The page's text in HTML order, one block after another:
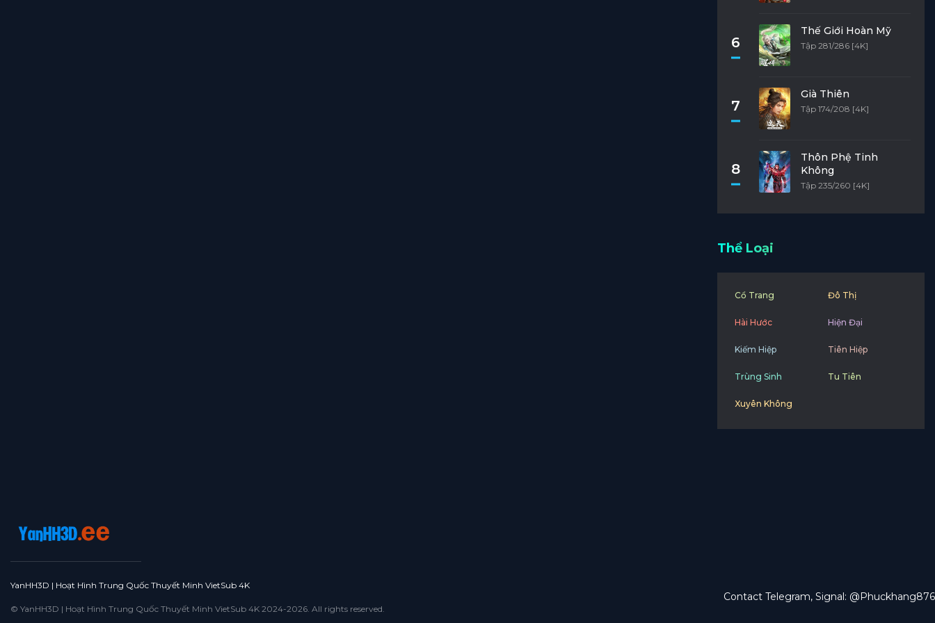
6
Thế Giới Hoàn Mỹ
Tập 281/286 [4K]
7
Già Thiên
Tập 174/208 [4K]
8
Thôn Phệ Tinh
Không
Tập 235/260 [4K]
Thể Loại
Cổ Trang Đô Thị
Hài Hước Hiện Đại
Kiếm Hiệp Tiên Hiệp
Trùng Sinh Tu Tiên
Xuyên Không
YanHH3D | Hoạt Hình Trung Quốc Thuyết Minh VietSub 4K
Contact Telegram, Signal: @Phuckhang876
© YanHH3D | Hoạt Hình Trung Quốc Thuyết Minh VietSub 4K 2024-2026. All rights reserved.